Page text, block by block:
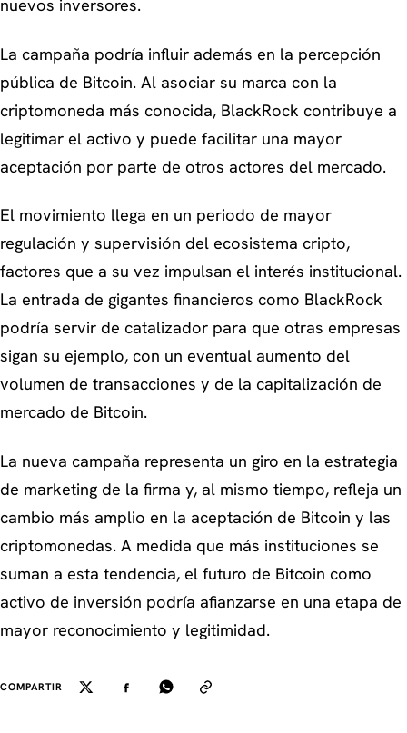
nuevos inversores.
La campaña podría influir además en la percepción
pública de Bitcoin. Al asociar su marca con la
criptomoneda más conocida, BlackRock contribuye a
legitimar el activo y puede facilitar una mayor
aceptación por parte de otros actores del mercado.
El movimiento llega en un periodo de mayor
regulación y supervisión del ecosistema cripto,
factores que a su vez impulsan el interés institucional.
La entrada de gigantes financieros como BlackRock
podría servir de catalizador para que otras empresas
sigan su ejemplo, con un eventual aumento del
volumen de transacciones y de la capitalización de
mercado de Bitcoin.
La nueva campaña representa un giro en la estrategia
de marketing de la firma y, al mismo tiempo, refleja un
cambio más amplio en la aceptación de Bitcoin y las
criptomonedas. A medida que más instituciones se
suman a esta tendencia, el futuro de Bitcoin como
activo de inversión podría afianzarse en una etapa de
mayor reconocimiento y legitimidad.
COMPARTIR